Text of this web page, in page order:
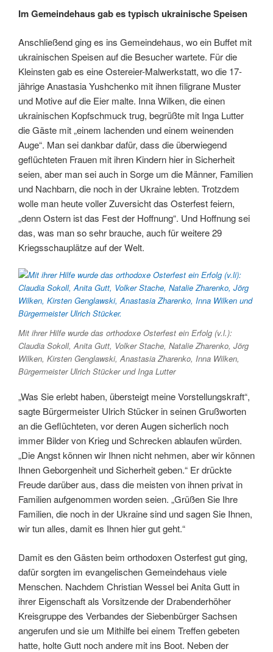
Im Gemeindehaus gab es typisch ukrainische Speisen
Anschließend ging es ins Gemeindehaus, wo ein Buffet mit
ukrainischen Speisen auf die Besucher wartete. Für die
Kleinsten gab es eine Ostereier-Malwerkstatt, wo die 17-
jährige Anastasia Yushchenko mit ihnen filigrane Muster
und Motive auf die Eier malte. Inna Wilken, die einen
ukrainischen Kopfschmuck trug, begrüßte mit Inga Lutter
die Gäste mit „einem lachenden und einem weinenden
Auge“. Man sei dankbar dafür, dass die überwiegend
geflüchteten Frauen mit ihren Kindern hier in Sicherheit
seien, aber man sei auch in Sorge um die Männer, Familien
und Nachbarn, die noch in der Ukraine lebten. Trotzdem
wolle man heute voller Zuversicht das Osterfest feiern,
„denn Ostern ist das Fest der Hoffnung“. Und Hoffnung sei
das, was man so sehr brauche, auch für weitere 29
Kriegsschauplätze auf der Welt.
Mit ihrer Hilfe wurde das orthodoxe Osterfest ein Erfolg (v.l.):
Claudia Sokoll, Anita Gutt, Volker Stache, Natalie Zharenko, Jörg
Wilken, Kirsten Genglawski, Anastasia Zharenko, Inna Wilken,
Bürgermeister Ulrich Stücker und Inga Lutter
„Was Sie erlebt haben, übersteigt meine Vorstellungskraft“,
sagte Bürgermeister Ulrich Stücker in seinen Grußworten
an die Geflüchteten, vor deren Augen sicherlich noch
immer Bilder von Krieg und Schrecken ablaufen würden.
„Die Angst können wir Ihnen nicht nehmen, aber wir können
Ihnen Geborgenheit und Sicherheit geben.“ Er drückte
Freude darüber aus, dass die meisten von ihnen privat in
Familien aufgenommen worden seien. „Grüßen Sie Ihre
Familien, die noch in der Ukraine sind und sagen Sie Ihnen,
wir tun alles, damit es Ihnen hier gut geht.“
Damit es den Gästen beim orthodoxen Osterfest gut ging,
dafür sorgten im evangelischen Gemeindehaus viele
Menschen. Nachdem Christian Wessel bei Anita Gutt in
ihrer Eigenschaft als Vorsitzende der Drabenderhöher
Kreisgruppe des Verbandes der Siebenbürger Sachsen
angerufen und sie um Mithilfe bei einem Treffen gebeten
hatte, holte Gutt noch andere mit ins Boot. Neben der